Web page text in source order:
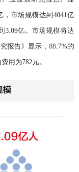
，市场规模达到4041亿
3.09亿。市场规模将达
报告》显示，88.7%的
用为782元。